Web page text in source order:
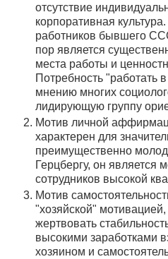
отсутствие
корпоративная
работников бывшего
пор является
места работы и
Потребность "работать
мнению многих
лидирующую группу
Мотив личной
характерен для
преимущественно
Герцбергу, он
сотрудников высокой
Мотив
"хозяйской"
жертвовать
высокими заработками
хозяином и